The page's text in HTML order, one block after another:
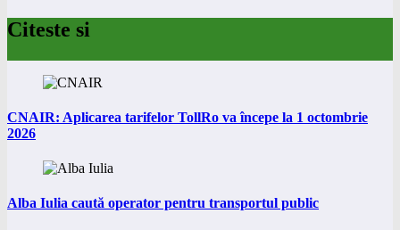
Citeste si
CNAIR: Aplicarea tarifelor TollRo va începe la 1 octombrie
2026
Alba Iulia caută operator pentru transportul public